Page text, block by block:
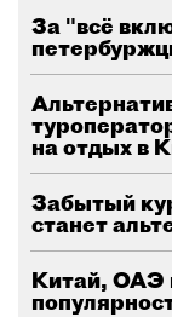
За "всё
на отдых в
Забытый
станет
Китай, ОАЭ